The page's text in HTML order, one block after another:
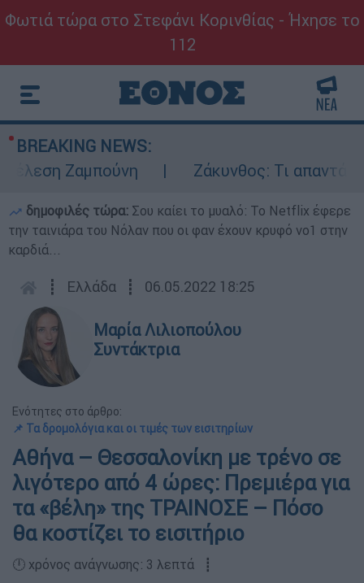
Φωτιά τώρα στο Στεφάνι Κορινθίας - Ήχησε το
112
BREAKING NEWS:
Ζαμπούνη
Ζάκυνθος: Τι απαντά η
δημοφιλές τώρα: Σου καίει το μυαλό: Το Netflix έφερε
την ταινιάρα του Νόλαν που οι φαν έχουν κρυφό νο1 στην
καρδιά...
┋ Ελλάδα ┋ 06.05.2022 18:25
Μαρία Λιλιοπούλου
Συντάκτρια
Ενότητες στο άρθρο:
📌 Τα δρομολόγια και οι τιμές των εισιτηρίων
Αθήνα – Θεσσαλονίκη με τρένο σε
λιγότερο από 4 ώρες: Πρεμιέρα για
τα «βέλη» της ΤΡΑΙΝΟΣΕ – Πόσο
θα κοστίζει το εισιτήριο
🕛 χρόνος ανάγνωσης: 3 λεπτά ┋